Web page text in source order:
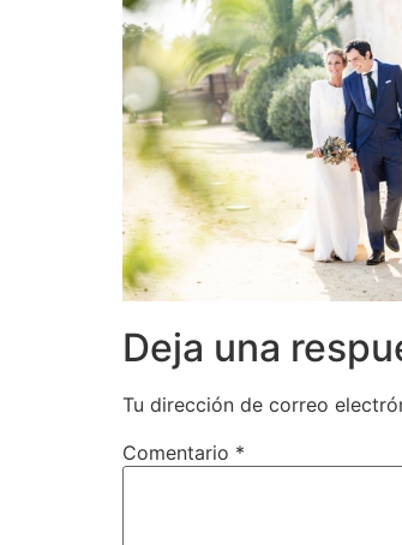
Deja una
Tu dirección de correo
Comentario *